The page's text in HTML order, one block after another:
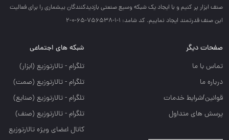
صنف ابزار پر كنيم و با ايجاد يك شبكه وسيع صنعتي بازديدكنندگان بيشماري را براي فعاليت
اين صنف قدرتمند ايجاد نماييم. کد شامد: 1-1-756538-65-0-2
صفحات دیگر
تماس با ما
درباره ما
قوانین/شرایط خدمات
پرسش های متداول
شبکه های اجتماعی
تلگرام - تالارتوزيع (ابزار)
تلگرام - تالارتوزيع (صمت)
تلگرام - تالارتوزيع (صنايع)
تلگرام - تالارتوزیع (صنف)
کانال اعضای ویژه تالارتوزیع